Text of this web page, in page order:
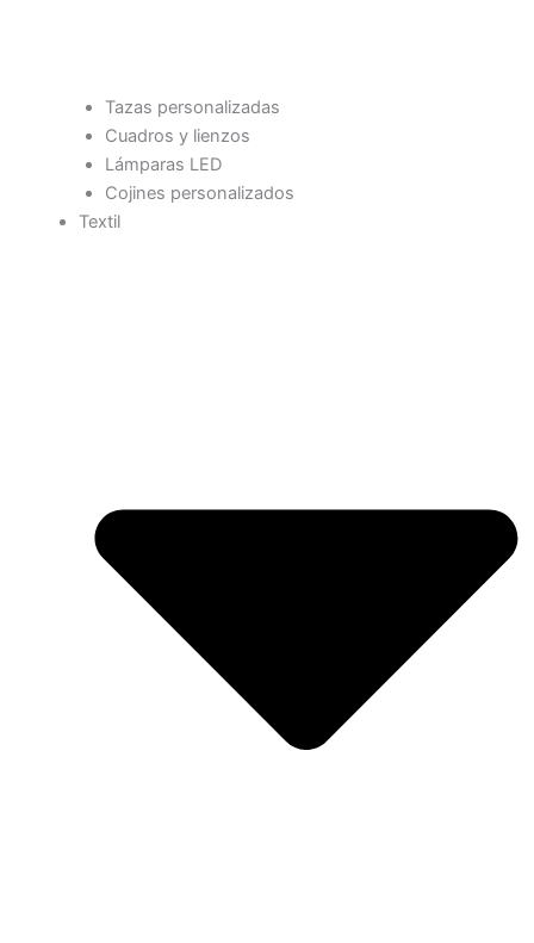
Tazas personalizadas
Cuadros y lienzos
Lámparas LED
Cojines personalizados
Textil